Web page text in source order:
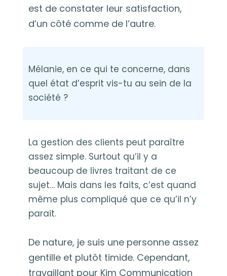
est de constater leur satisfaction,
d’un côté comme de l’autre.
Mélanie, en ce qui te concerne, dans
quel état d’esprit vis-tu au sein de la
société ?
La gestion des clients peut paraître
assez simple. Surtout qu’il y a
beaucoup de livres traitant de ce
sujet… Mais dans les faits, c’est quand
même plus compliqué que ce qu’il n’y
parait.
De nature, je suis une personne assez
gentille et plutôt timide. Cependant,
travaillant pour Kim Communication